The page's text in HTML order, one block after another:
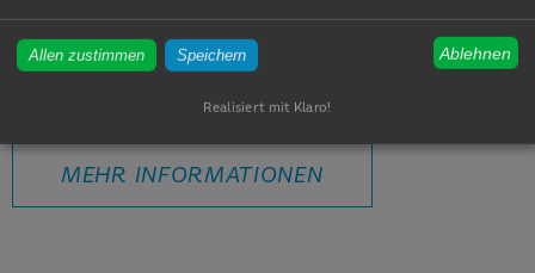
Ziel ist es, Präzision und Qualität in jedem
MEHR INFORMATIONEN
Allen zustimmen Speichern Ablehnen
Realisiert mit Klaro!